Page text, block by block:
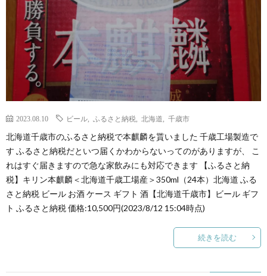
2023.08.10 ビール ふるさと納税 北海道 千歳市
北海道千歳市のふるさと納税で本麒麟を貰いました 千歳工場製造で
す ふるさと納税だといつ届くかわからないってのがありますが、 こ
れはすぐ届きますので急な家飲みにも対応できます 【ふるさと納
税】キリン本麒麟＜北海道千歳工場産＞350ml（24本）北海道 ふる
さと納税 ビール お酒 ケース ギフト 酒【北海道千歳市】ビール ギフ
ト ふるさと納税 価格:10,500円(2023/8/12 15:04時点)
続きを読む